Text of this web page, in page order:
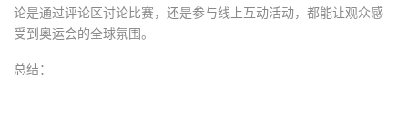
论是通过评论区讨论比赛，还是参与线上互动活动，都能让观众感
受到奥运会的全球氛围。
总结：